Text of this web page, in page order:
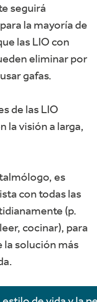
seguirá
la mayoría de
las LIO con
eliminar por
gafas.
de las LIO
la visión a larga,
es
con todas las
(p.
cocinar), para
la solución más